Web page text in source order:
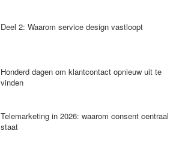
Deel 2: Waarom service design vastloopt
Honderd dagen om klantcontact opnieuw uit te
vinden
Telemarketing in 2026: waarom consent centraal
staat